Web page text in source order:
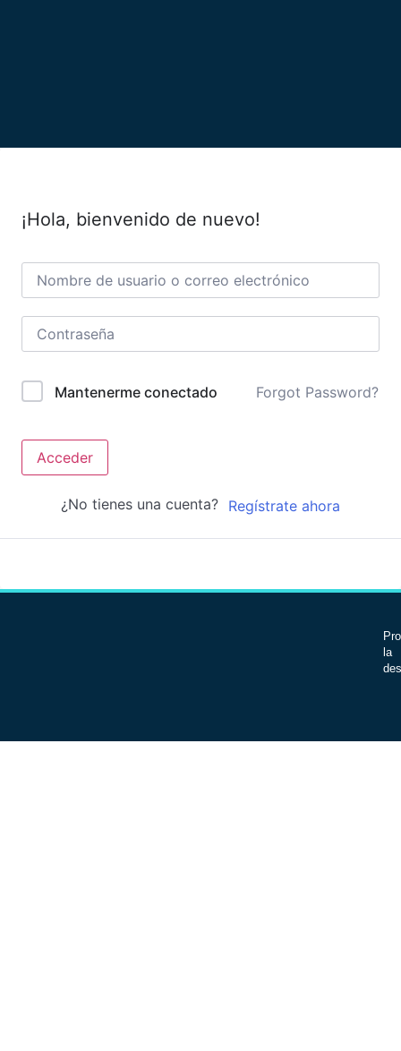
¡Hola, bienvenido de nuevo!
Mantenerme conectado Forgot Password?
Acceder
¿No tienes una cuenta? Regístrate ahora
la